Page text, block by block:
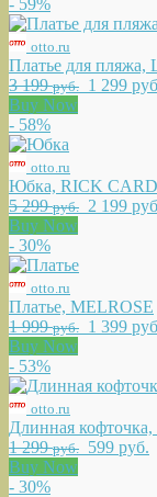
- 59%
otto.ru
Платье для
3 199руб. 1 299
Buy Now
- 58%
otto.ru
Юбка, RICK
5 299руб. 2 199
Buy Now
- 30%
otto.ru
Платье, MELROSE
1 999руб. 1 399
Buy Now
- 53%
otto.ru
Длинная
1 299руб. 599 руб.
Buy Now
- 30%